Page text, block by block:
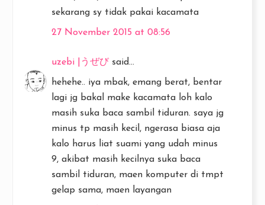
sekarang sy tidak pakai kacamata
27 November 2015 at 08:56
uzebi |うぜび said...
hehehe.. iya mbak, emang berat, bentar
lagi jg bakal make kacamata loh kalo
masih suka baca sambil tiduran. saya jg
minus tp masih kecil, ngerasa biasa aja
kalo harus liat suami yang udah minus
9, akibat masih kecilnya suka baca
sambil tiduran, maen komputer di tmpt
gelap sama, maen layangan